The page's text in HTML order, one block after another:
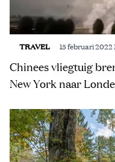
TRAVEL 15 februari 2022
Chinees vliegtuig
New York naar